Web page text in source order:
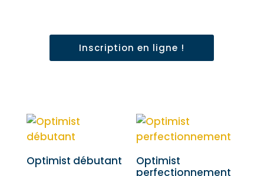
Inscription en ligne !
Optimist débutant
Optimist
perfectionnement